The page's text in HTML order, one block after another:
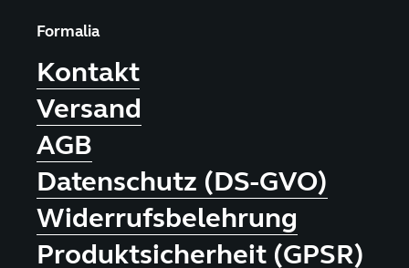
Formalia
Kontakt
Versand
AGB
Datenschutz (DS-GVO)
Widerrufsbelehrung
Produktsicherheit (GPSR)